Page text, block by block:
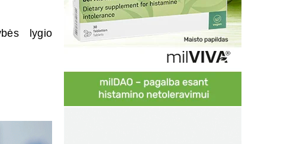
lygio